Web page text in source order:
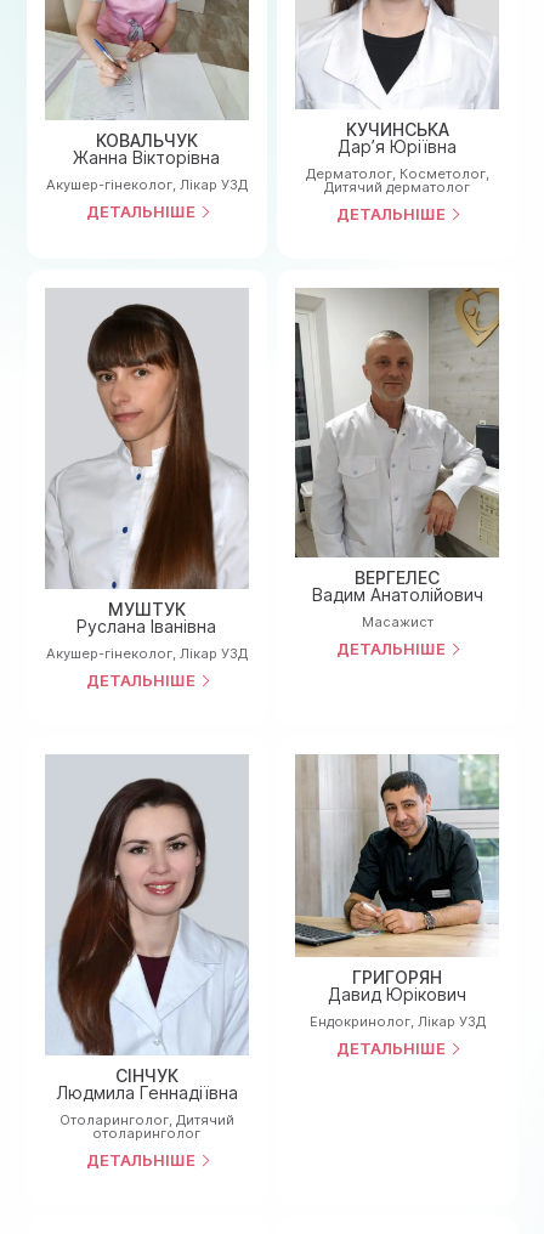
КОВАЛЬЧУК
Жанна Вікторівна
Акушер-гінеколог, Лiкар УЗД
ДЕТАЛЬНІШЕ
КУЧИНСЬКА
Дар’я Юріївна
Дерматолог, Косметолог,
Дитячий дерматолог
ДЕТАЛЬНІШЕ
МУШТУК
Руслана Іванівна
Акушер-гінеколог, Лiкар УЗД
ДЕТАЛЬНІШЕ
ВЕРГЕЛЕС
Вадим Анатолійович
Масажист
ДЕТАЛЬНІШЕ
СІНЧУК
Людмила Геннадіївна
Отоларинголог, Дитячий
отоларинголог
ДЕТАЛЬНІШЕ
ГРИГОРЯН
Давид Юрікович
Ендокринолог, Лiкар УЗД
ДЕТАЛЬНІШЕ